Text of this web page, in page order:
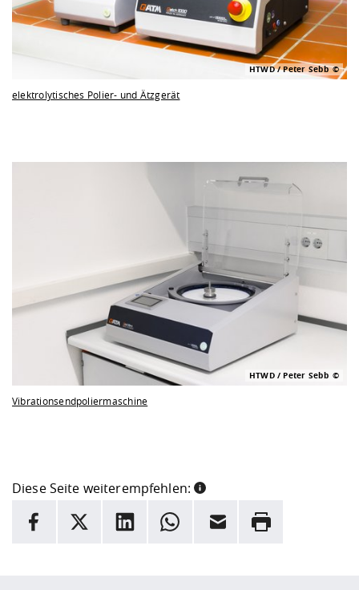
HTWD / Peter Sebb
elektrolytisches Polier- und Ätzgerät
HTWD / Peter Sebb
Vibrationsendpoliermaschine
Diese Seite weiterempfehlen:
INFORMATION
Hier stehen weitere Informationen und ein Link zur
Facebook
X LinkedInWhatsappE-Mail Drucken